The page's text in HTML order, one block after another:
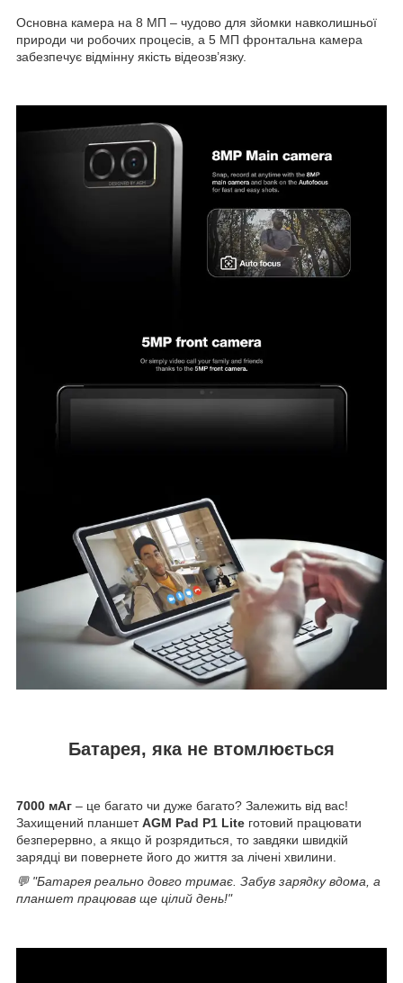
Основна камера на 8 МП – чудово для зйомки навколишньої
природи чи робочих процесів, а 5 МП фронтальна камера
забезпечує відмінну якість відеозв’язку.
Батарея, яка не втомлюється
7000 мАг – це багато чи дуже багато? Залежить від вас!
Захищений планшетAGM Pad P1 Lite готовий працювати
безперервно, а якщо й розрядиться, то завдяки швидкій
зарядці ви повернете його до життя за лічені хвилини.
💬 "Батарея реально довго тримає. Забув зарядку вдома, а
планшет працював ще цілий день!"